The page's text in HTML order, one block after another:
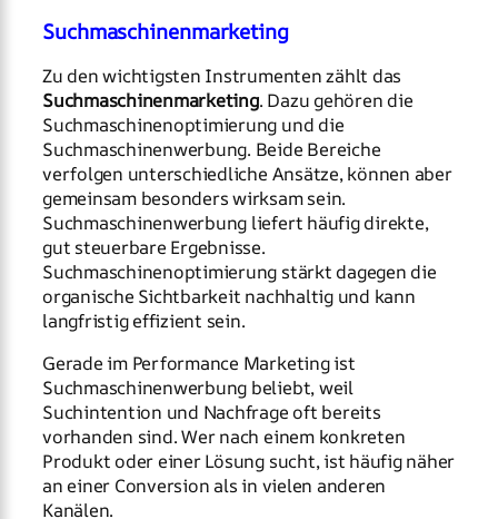
Suchmaschinenmarketing
Zu den wichtigsten Instrumenten zählt das
Suchmaschinenmarketing. Dazu gehören die
Suchmaschinenoptimierung und die
Suchmaschinenwerbung. Beide Bereiche
verfolgen unterschiedliche Ansätze, können aber
gemeinsam besonders wirksam sein.
Suchmaschinenwerbung liefert häufig direkte,
gut steuerbare Ergebnisse.
Suchmaschinenoptimierung stärkt dagegen die
organische Sichtbarkeit nachhaltig und kann
langfristig effizient sein.
Gerade im Performance Marketing ist
Suchmaschinenwerbung beliebt, weil
Suchintention und Nachfrage oft bereits
vorhanden sind. Wer nach einem konkreten
Produkt oder einer Lösung sucht, ist häufig näher
an einer Conversion als in vielen anderen
Kanälen.